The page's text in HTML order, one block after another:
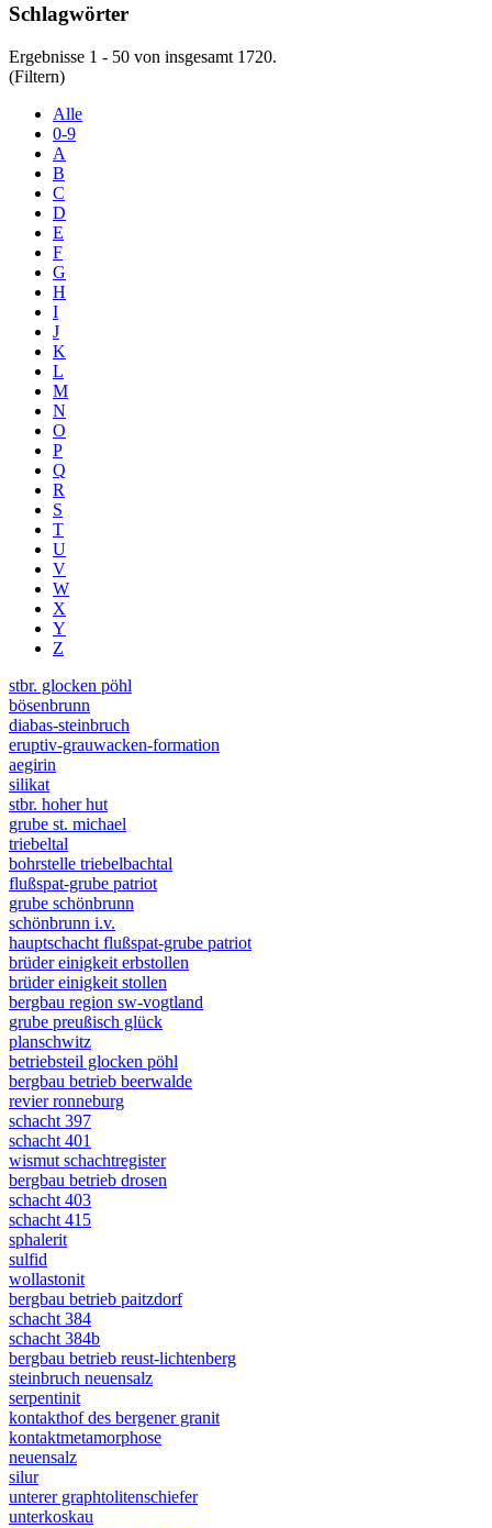
Schlagwörter
Ergebnisse 1 - 50 von insgesamt 1720.
(Filtern)
Alle
0-9
A
B
C
D
E
F
G
H
I
J
K
L
M
N
O
P
Q
R
S
T
U
V
W
X
Y
Z
stbr. glocken pöhl
bösenbrunn
diabas-steinbruch
eruptiv-grauwacken-formation
aegirin
silikat
stbr. hoher hut
grube st. michael
triebeltal
bohrstelle triebelbachtal
flußspat-grube patriot
grube schönbrunn
schönbrunn i.v.
hauptschacht flußspat-grube patriot
brüder einigkeit erbstollen
brüder einigkeit stollen
bergbau region sw-vogtland
grube preußisch glück
planschwitz
betriebsteil glocken pöhl
bergbau betrieb beerwalde
revier ronneburg
schacht 397
schacht 401
wismut schachtregister
bergbau betrieb drosen
schacht 403
schacht 415
sphalerit
sulfid
wollastonit
bergbau betrieb paitzdorf
schacht 384
schacht 384b
bergbau betrieb reust-lichtenberg
steinbruch neuensalz
serpentinit
kontakthof des bergener granit
kontaktmetamorphose
neuensalz
silur
unterer graphtolitenschiefer
unterkoskau